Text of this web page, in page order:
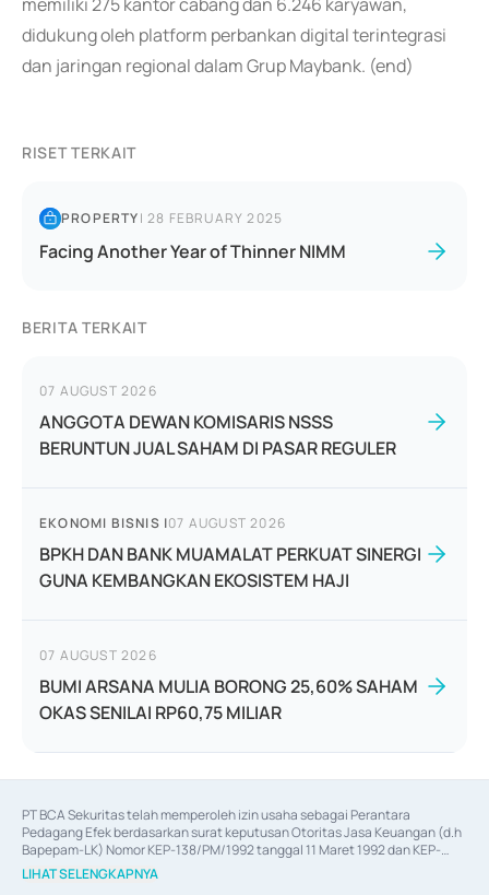
didukung oleh platform perbankan digital terintegrasi
dan jaringan regional dalam Grup Maybank. (end)
RISET TERKAIT
PROPERTY|28 FEBRUARY 2025
Facing Another Year of Thinner NIMM
BERITA TERKAIT
07 AUGUST 2026
ANGGOTA DEWAN KOMISARIS NSSS
BERUNTUN JUAL SAHAM DI PASAR REGULER
EKONOMI BISNIS |07 AUGUST 2026
BPKH DAN BANK MUAMALAT PERKUAT SINERGI
GUNA KEMBANGKAN EKOSISTEM HAJI
07 AUGUST 2026
BUMI ARSANA MULIA BORONG 25,60% SAHAM
OKAS SENILAI RP60,75 MILIAR
PT BCA Sekuritas telah memperoleh izin usaha sebagai Perantara
Pedagang Efek berdasarkan surat keputusan Otoritas Jasa Keuangan (d.h
Bapepam-LK) Nomor KEP-138/PM/1992 tanggal 11 Maret 1992 dan KEP-
06/D.04/2014 tanggal 28 Februari 2014, izin usaha sebagai Penjamin Emisi
Efek berdasarkan surat keputusan Otoritas Jasa Keuangan Nomor KEP-
LIHAT SELENGKAPNYA